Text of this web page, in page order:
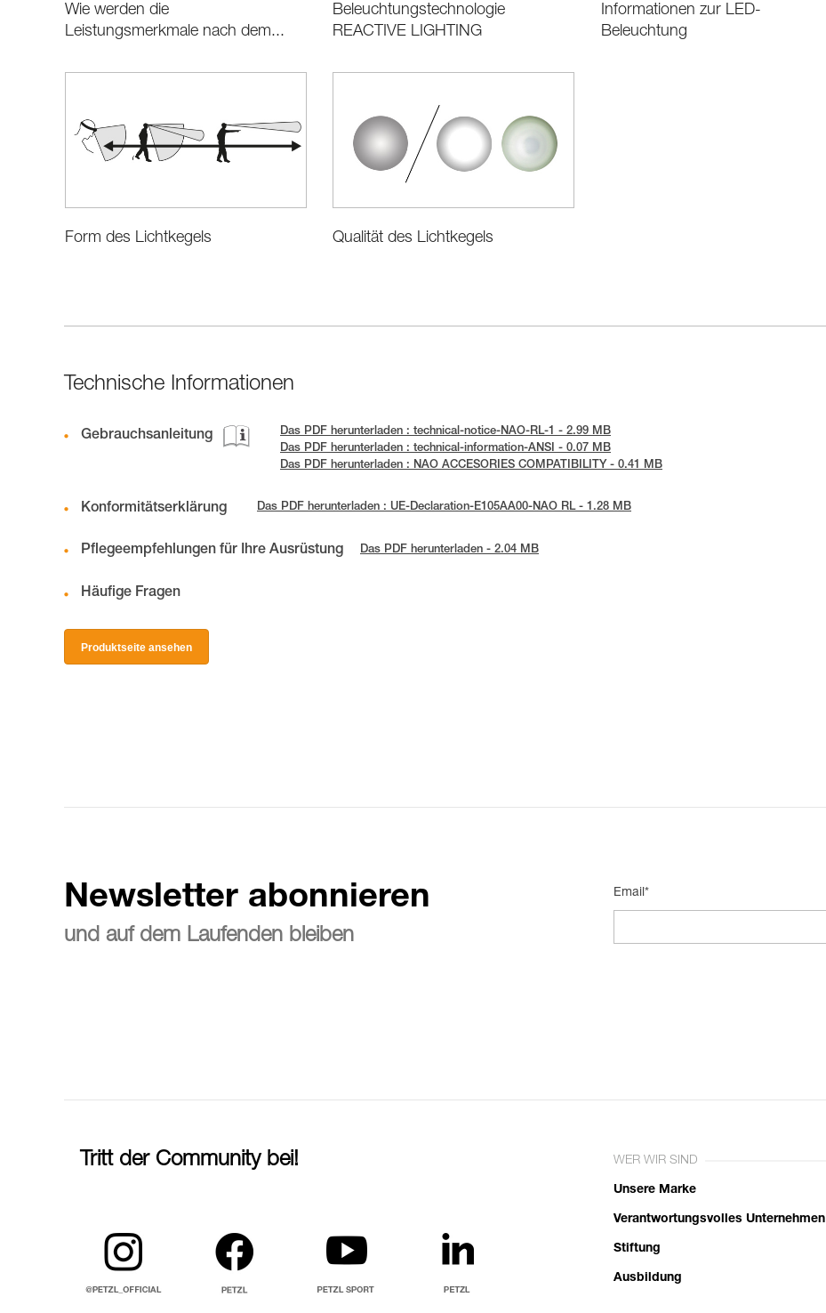
Wie werden die
Leistungsmerkmale nach dem...
Beleuchtungstechnologie
REACTIVE LIGHTING
Informationen zur LED-
Beleuchtung
Form des Lichtkegels Qualität des Lichtkegels
Technische Informationen
Gebrauchsanleitung
Das PDF herunterladen : technical-notice-NAO-RL-1 - 2.99 MB
Das PDF herunterladen : technical-information-ANSI - 0.07 MB
Das PDF herunterladen : NAO ACCESORIES COMPATIBILITY - 0.41 MB
Konformitätserklärung Das PDF herunterladen : UE-Declaration-E105AA00-NAO RL - 1.28 MB
Pflegeempfehlungen für Ihre Ausrüstung Das PDF herunterladen - 2.04 MB
Häufige Fragen
Produktseite ansehen
Newsletter abonnieren
und auf dem Laufenden bleiben
Email*
Tritt der Community bei! WER WIR SIND
Unsere Marke
Verantwortungsvolles Unternehmen
Stiftung
Ausbildung